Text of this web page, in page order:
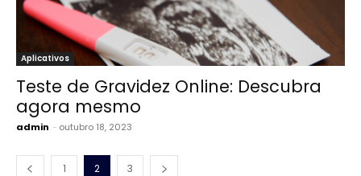
Aplicativos
Teste de Gravidez Online: Descubra
agora mesmo
admin - outubro 18, 2023
1 2 3